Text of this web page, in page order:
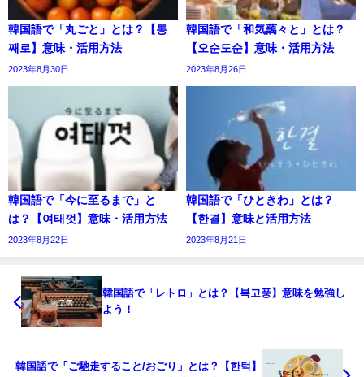
韓国語で「丸ごと」とは？【통
째로】意味・活用方法
2023年8月30日
韓国語で「和気藹々と」とは？
【오순도순】意味・活用方法
2023年8月26日
韓国語で「今に至るまで」と
は？【여태껏】意味・活用方法
2023年8月22日
韓国語で「ひときわ」とは？
【한결】意味と活用方法
2023年8月21日
韓国語で「レトロ」とは？【복고풍】意味を勉強し
よう！
韓国語で「ご馳走すること/おごり」とは？【한턱】